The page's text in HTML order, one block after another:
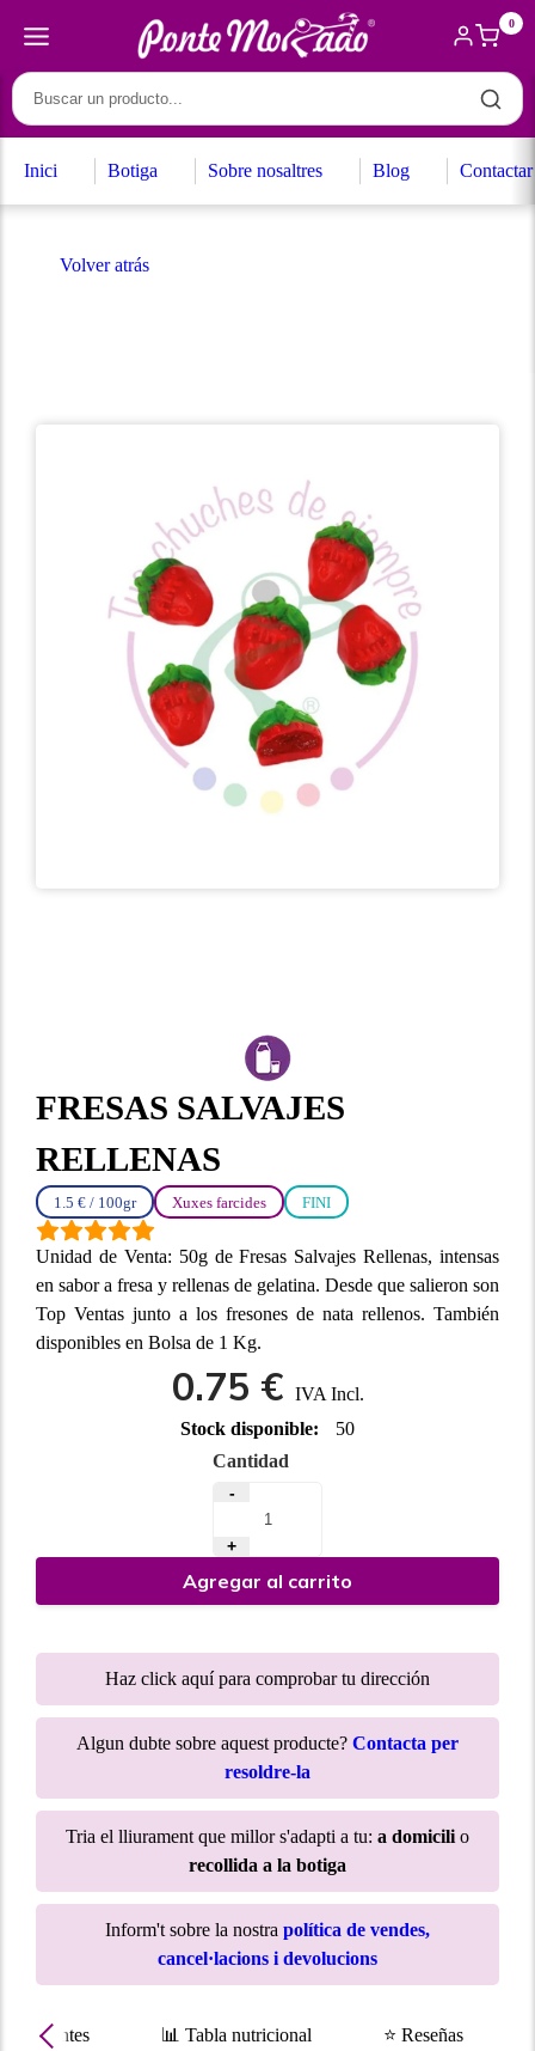
0
Inici Botiga Sobre nosaltres Blog Contactar
Volver atrás
FRESAS SALVAJES
RELLENAS
1.5 € / 100gr Xuxes farcides FINI
Unidad de Venta: 50g de Fresas Salvajes Rellenas, intensas
en sabor a fresa y rellenas de gelatina. Desde que salieron son
Top Ventas junto a los fresones de nata rellenos. También
disponibles en Bolsa de 1 Kg.
0.75 € IVA Incl.
Stock disponible:
50
Cantidad
-
+
Agregar al carrito
Haz click aquí para comprobar tu dirección
Algun dubte sobre aquest producte? Contacta per
resoldre-la
Tria el lliurament que millor s'adapti a tu: a domicili o
recollida a la botiga
Inform't sobre la nostra política de vendes,
cancel·lacions i devolucions
📊 Tabla nutricional ⭐ Reseñas